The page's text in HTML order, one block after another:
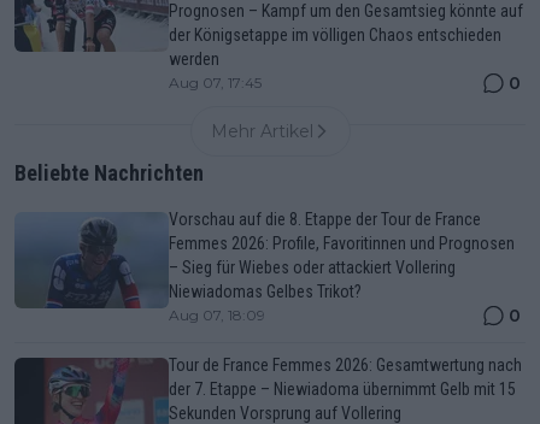
Prognosen – Kampf um den Gesamtsieg könnte auf
der Königsetappe im völligen Chaos entschieden
werden
Aug 07, 17:45 0
Mehr Artikel
Beliebte Nachrichten
Vorschau auf die 8. Etappe der Tour de France
Femmes 2026: Profile, Favoritinnen und Prognosen
– Sieg für Wiebes oder attackiert Vollering
Niewiadomas Gelbes Trikot?
Aug 07, 18:09 0
Tour de France Femmes 2026: Gesamtwertung nach
der 7. Etappe – Niewiadoma übernimmt Gelb mit 15
Sekunden Vorsprung auf Vollering